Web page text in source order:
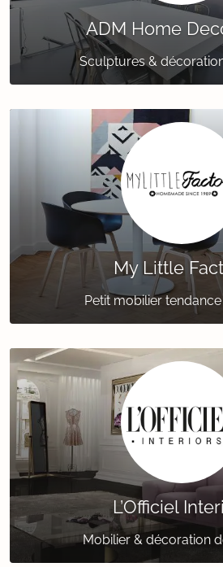
ADM Home
Sculptures &
My Little
Petit mobilier
L’Officiel
Mobilier & décoration